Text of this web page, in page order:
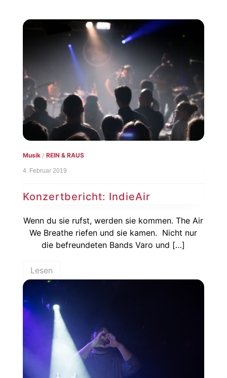
Musik/ REIN & RAUS
4. Februar 2019
Konzertbericht: IndieAir
Wenn du sie rufst, werden sie kommen. The Air
We Breathe riefen und sie kamen. Nicht nur
die befreundeten Bands Varo und […]
Lesen